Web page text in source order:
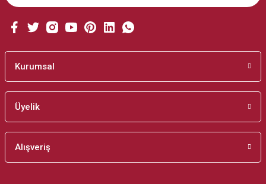
Bu ürüne benzer farklı alternatifler olmalı.
Kurumsal
Üyelik
Alışveriş